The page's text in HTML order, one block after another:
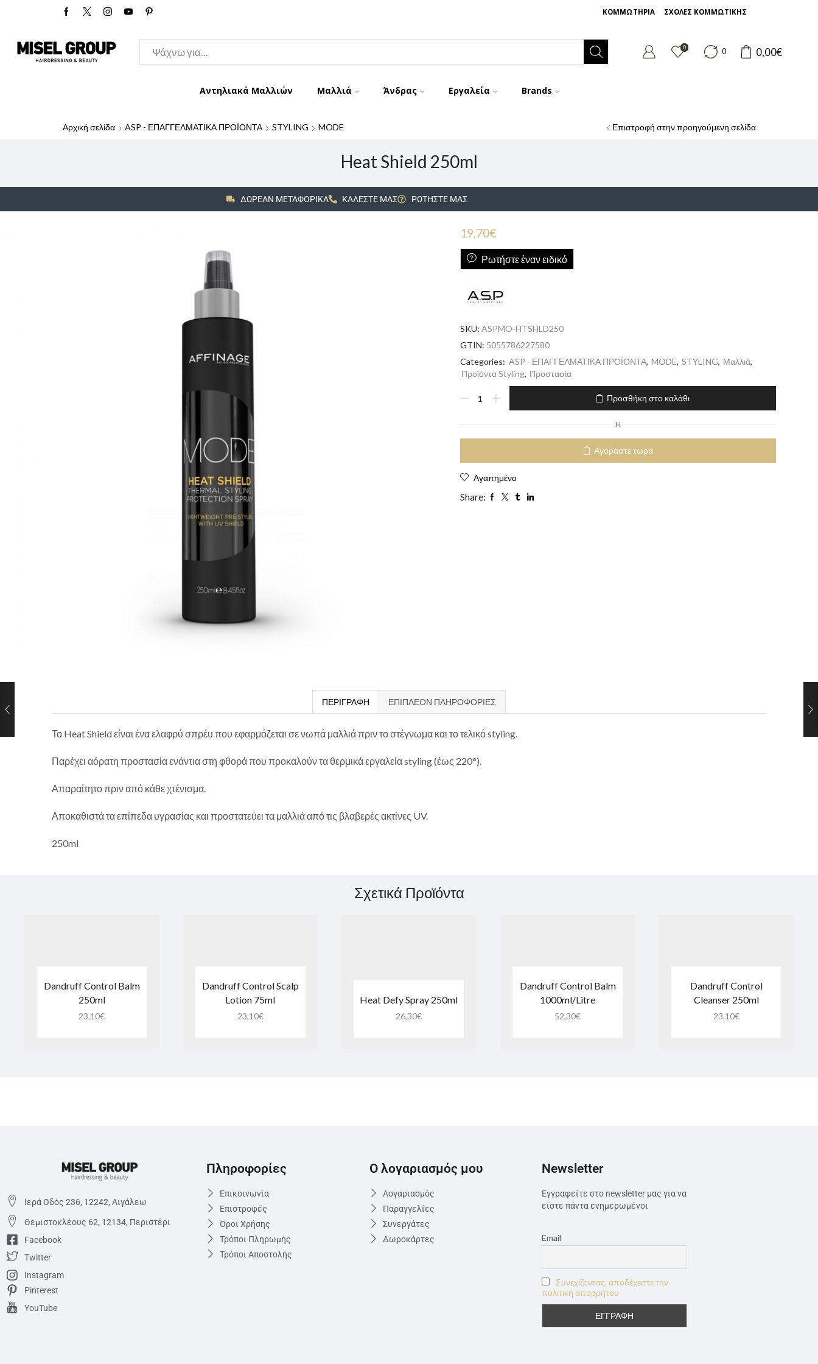
ΚΟΜΜΩΤΗΡΙΑ ΣΧΟΛΕΣ ΚΟΜΜΩΤΙΚΗΣ
0 0 0,00€
Αντηλιακά Μαλλιών Μαλλιά Άνδρας Εργαλεία Brands
Αρχική σελίδα ASP - ΕΠΑΓΓΕΛΜΑΤΙΚΑ ΠΡΟΪΟΝΤΑ STYLING MODE Επιστροφή στην προηγούμενη σελίδα
Heat Shield 250ml
ΔΩΡΕΑΝ ΜΕΤΑΦΟΡΙΚΑ ΚΑΛΕΣΤΕ ΜΑΣ ΡΩΤΗΣΤΕ ΜΑΣ
19,70€
Ρωτήστε έναν ειδικό
SKU: ASPMO-HTSHLD250
GTIN: 5055786227580
Categories: ASP - ΕΠΑΓΓΕΛΜΑΤΙΚΑ ΠΡΟΪΟΝΤΑ, MODE, STYLING, Μαλλιά,
Προϊόντα Styling, Προστασία
Προσθήκη στο καλάθι
H
Αγοράστε τώρα
Αγαπημένο
Share:
ΠΕΡΙΓΡΑΦΉ ΕΠΙΠΛΈΟΝ ΠΛΗΡΟΦΟΡΊΕΣ
Το Heat Shield είναι ένα ελαφρύ σπρέυ που εφαρμόζεται σε νωπά μαλλιά πριν το στέγνωμα και το τελικό styling.
Παρέχει αόρατη προστασία ενάντια στη φθορά που προκαλούν τα θερμικά εργαλεία styling (έως 220°).
Απαραίτητο πριν από κάθε χτένισμα.
Αποκαθιστά τα επίπεδα υγρασίας και προστατεύει τα μαλλιά από τις βλαβερές ακτίνες UV.
250ml
Σχετικά Προϊόντα
Dandruff Control Balm
250ml
23,10€
Dandruff Control Scalp
Lotion 75ml
23,10€
Heat Defy Spray 250ml
26,30€
Dandruff Control Balm
1000ml/Litre
52,30€
Dandruff Control
Cleanser 250ml
23,10€
Ιερά Οδός 236, 12242, Αιγάλεω
Θεμιστoκλέους 62, 12134, Περιστέρι
Facebook
Twitter
Instagram
Pinterest
YouTube
Πληροφορίες
Επικοινωνία
Επιστροφές
Όροι Χρήσης
Τρόποι Πληρωμής
Τρόποι Αποστολής
Ο λογαριασμός μου
Λογαριασμός
Παραγγελίες
Συνεργάτες
Δωροκάρτες
Newsletter
Εγγραφείτε στο newsletter μας για να
είστε πάντα ενημερωμένοι
Email
Συνεχίζοντας, αποδέχεστε την
πολιτική απορρήτου